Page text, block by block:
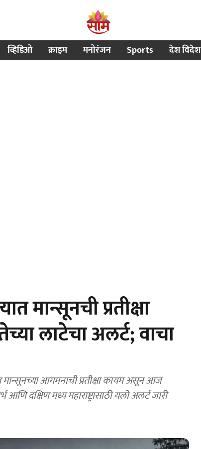
व्हिडिओ क्राइम मनोरंजन Sports देश विदेश
मान्सूनची प्रतीक्षा
लाटेचा अलर्ट; वाचा
आगमनाची प्रतीक्षा कायम असून आज
दक्षिण मध्य महाराष्ट्रासाठी यलो अलर्ट जारी